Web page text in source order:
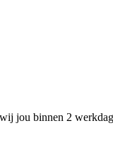
jou binnen 2